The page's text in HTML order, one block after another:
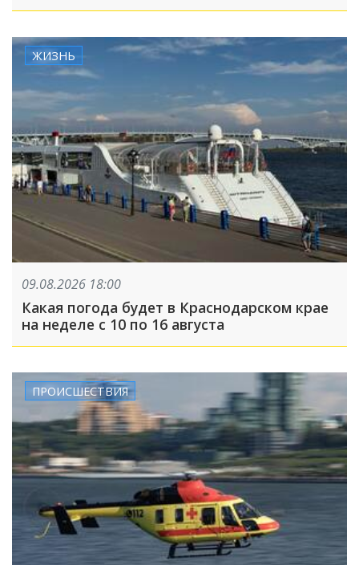
ЖИЗНЬ
09.08.2026 18:00
Какая погода будет в Краснодарском крае
на неделе с 10 по 16 августа
ПРОИСШЕСТВИЯ